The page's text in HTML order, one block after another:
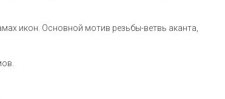
икон. Основной мотив резьбы-ветвь аканта,